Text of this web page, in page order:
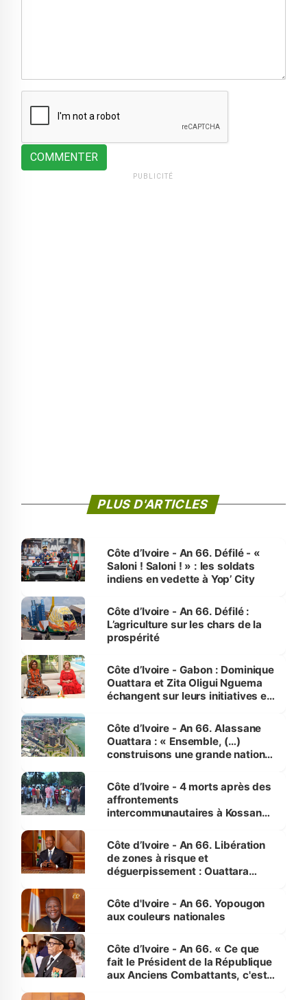
COMMENTER
PUBLICITÉ
PLUS D'ARTICLES
Côte d’Ivoire - An 66. Défilé - «
Saloni ! Saloni ! » : les soldats
indiens en vedette à Yop’ City
Côte d’Ivoire - An 66. Défilé :
L’agriculture sur les chars de la
prospérité
Côte d’Ivoire - Gabon : Dominique
Ouattara et Zita Oligui Nguema
échangent sur leurs initiatives en
enfants
Côte d’Ivoire - An 66. Alassane
Ouattara : « Ensemble, (…)
construisons une grande nation
générations futures »
Côte d’Ivoire - 4 morts après des
affrontements
intercommunautaires à Kossandji
milieu des sinistrés
Côte d’Ivoire - An 66. Libération
de zones à risque et
déguerpissement : Ouattara
l'Etat de droit pour préserver les
vies humaines »
Côte d'Ivoire - An 66. Yopougon
aux couleurs nationales
Côte d’Ivoire - An 66. « Ce que
fait le Président de la République
aux Anciens Combattants, c'est